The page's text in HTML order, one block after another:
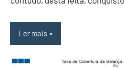
Ler mais